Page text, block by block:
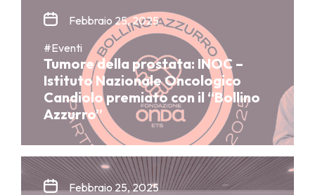
Febbraio 25, 2025
#Eventi
Tumore della prostata: INOC –
Istituto Nazionale Oncologico
Candiolo premiato con il “Bollino
Azzurro”
Febbraio 25, 2025